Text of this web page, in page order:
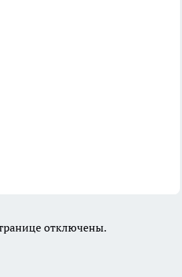
отключены.